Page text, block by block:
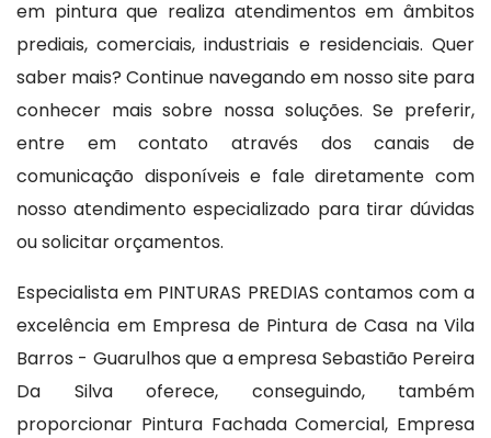
em pintura que realiza atendimentos em âmbitos
prediais, comerciais, industriais e residenciais. Quer
saber mais? Continue navegando em nosso site para
conhecer mais sobre nossa soluções. Se preferir,
entre em contato através dos canais de
comunicação disponíveis e fale diretamente com
nosso atendimento especializado para tirar dúvidas
ou solicitar orçamentos.
Especialista em PINTURAS PREDIAS contamos com a
excelência em Empresa de Pintura de Casa na Vila
Barros - Guarulhos que a empresa Sebastião Pereira
Da Silva oferece, conseguindo, também
proporcionar Pintura Fachada Comercial, Empresa